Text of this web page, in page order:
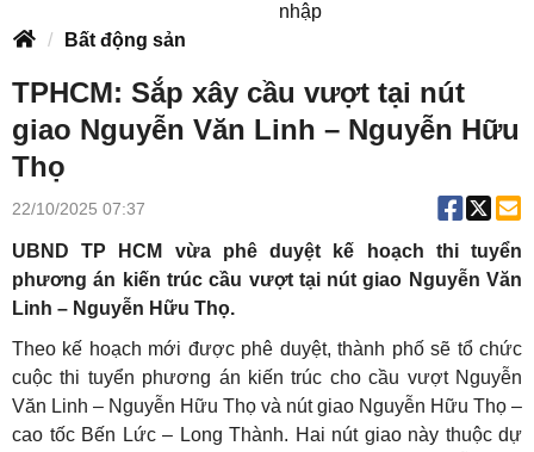
nhập
Bất động sản
TPHCM: Sắp xây cầu vượt tại nút
giao Nguyễn Văn Linh – Nguyễn Hữu
Thọ
22/10/2025 07:37
UBND TP HCM vừa phê duyệt kế hoạch thi tuyển
phương án kiến trúc cầu vượt tại nút giao Nguyễn Văn
Linh – Nguyễn Hữu Thọ.
Theo kế hoạch mới được phê duyệt, thành phố sẽ tổ chức
cuộc thi tuyển phương án kiến trúc cho cầu vượt Nguyễn
Văn Linh – Nguyễn Hữu Thọ và nút giao Nguyễn Hữu Thọ –
cao tốc Bến Lức – Long Thành. Hai nút giao này thuộc dự